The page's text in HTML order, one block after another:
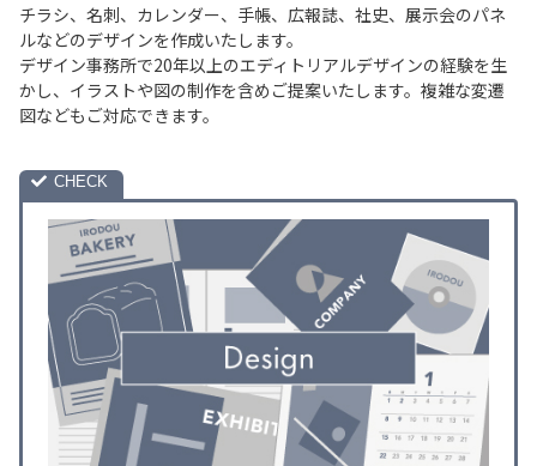
チラシ、名刺、カレンダー、手帳、広報誌、社史、展示会のパネ
ルなどのデザインを作成いたします。
デザイン事務所で20年以上のエディトリアルデザインの経験を生
かし、イラストや図の制作を含めご提案いたします。複雑な変遷
図などもご対応できます。